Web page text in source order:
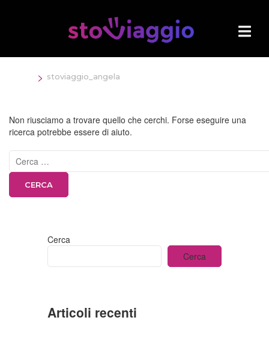
> stoviaggio_angela
Non riusciamo a trovare quello che cerchi. Forse eseguire una
ricerca potrebbe essere di aiuto.
Ricerca
per:
Cerca
Cerca
Articoli recenti